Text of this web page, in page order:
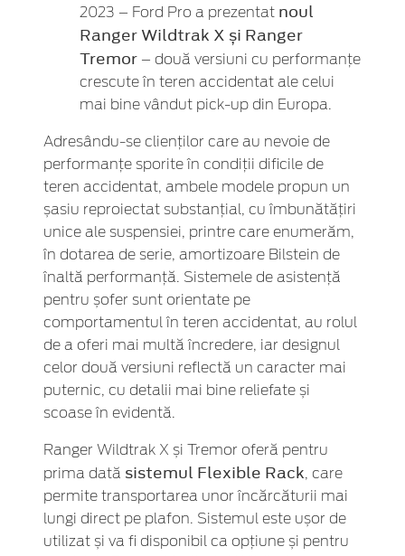
2023 – Ford Pro a prezentat noul
Ranger Wildtrak X și Ranger
Tremor – două versiuni cu performanțe
crescute în teren accidentat ale celui
mai bine vândut pick-up din Europa.
Adresându-se clienților care au nevoie de
performanțe sporite în condiții dificile de
teren accidentat, ambele modele propun un
șasiu reproiectat substanțial, cu îmbunătățiri
unice ale suspensiei, printre care enumerăm,
în dotarea de serie, amortizoare Bilstein de
înaltă performanță. Sistemele de asistență
pentru șofer sunt orientate pe
comportamentul în teren accidentat, au rolul
de a oferi mai multă încredere, iar designul
celor două versiuni reflectă un caracter mai
puternic, cu detalii mai bine reliefate și
scoase în evidentă.
Ranger Wildtrak X și Tremor oferă pentru
prima dată sistemul Flexible Rack, care
permite transportarea unor încărcăturii mai
lungi direct pe plafon. Sistemul este ușor de
utilizat și va fi disponibil ca opțiune și pentru